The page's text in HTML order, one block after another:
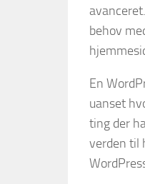
behov
En
uanset
ting der
verden til